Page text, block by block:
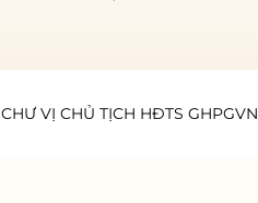
CHƯ VỊ CHỦ TỊCH HĐTS GHPGVN